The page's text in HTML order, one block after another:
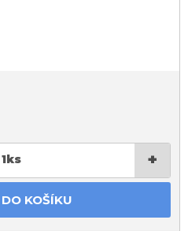
1ks +
KOŠÍKU